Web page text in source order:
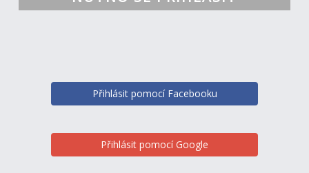
Přihlásit pomocí Facebooku
Přihlásit pomocí Google